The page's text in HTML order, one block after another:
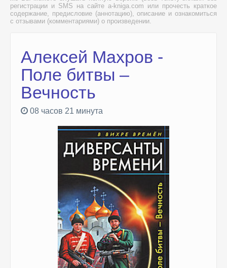
регистрации и SMS на сайте a-kniga.com или прочесть краткое
содержание, предисловие (аннотацию), описание и ознакомиться
с отзывами (комментариями) о произведении.
Алексей Махров -
Поле битвы –
Вечность
08 часов 21 минута